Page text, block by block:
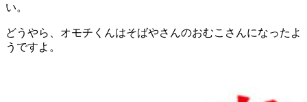
い。
どうやら、オモチくんはそばやさんのおむこさんになったよ
うですよ。